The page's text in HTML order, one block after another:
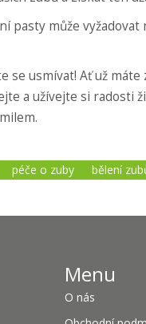
pasty může
se usmívat! Ať už
a užívejte si radosti
péče o zuby bělení
Menu
O nás